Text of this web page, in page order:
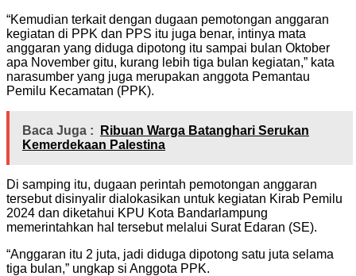
“Kemudian terkait dengan dugaan pemotongan anggaran
kegiatan di PPK dan PPS itu juga benar, intinya mata
anggaran yang diduga dipotong itu sampai bulan Oktober
apa November gitu, kurang lebih tiga bulan kegiatan,” kata
narasumber yang juga merupakan anggota Pemantau
Pemilu Kecamatan (PPK).
Baca Juga :
Ribuan Warga Batanghari Serukan
Kemerdekaan Palestina
Di samping itu, dugaan perintah pemotongan anggaran
tersebut disinyalir dialokasikan untuk kegiatan Kirab Pemilu
2024 dan diketahui KPU Kota Bandarlampung
memerintahkan hal tersebut melalui Surat Edaran (SE).
“Anggaran itu 2 juta, jadi diduga dipotong satu juta selama
tiga bulan,” ungkap si Anggota PPK.